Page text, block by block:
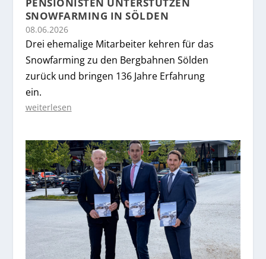
SNOWFARMING IN SÖLDEN
08.06.2026
Drei ehemalige Mitarbeiter kehren für das
Snowfarming zu den Bergbahnen Sölden
zurück und bringen 136 Jahre Erfahrung
ein.
weiterlesen